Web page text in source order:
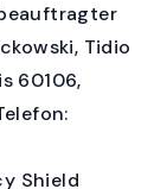
Tidio
60106,
Shield